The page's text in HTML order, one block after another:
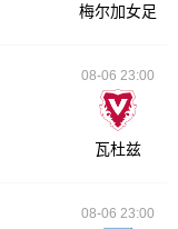
梅尔加女足
08-06 23:00
瓦杜兹
08-06 23:00